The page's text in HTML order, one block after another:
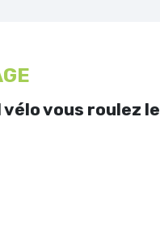
vélo vous roulez le